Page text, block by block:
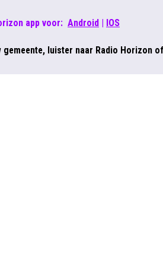
app voor: Android IOS
luister naar Radio Horizon